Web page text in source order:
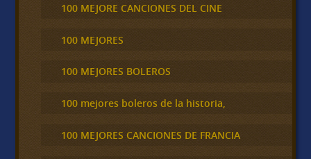
100 MEJORE CANCIONES DEL CINE
100 MEJORES
100 MEJORES BOLEROS
100 mejores boleros de la historia,
100 MEJORES CANCIONES DE FRANCIA